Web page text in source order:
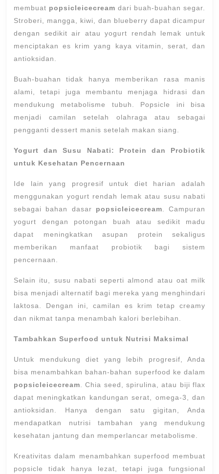
membuat popsicleicecream dari buah-buahan segar.
Stroberi, mangga, kiwi, dan blueberry dapat dicampur
dengan sedikit air atau yogurt rendah lemak untuk
menciptakan es krim yang kaya vitamin, serat, dan
antioksidan.
Buah-buahan tidak hanya memberikan rasa manis
alami, tetapi juga membantu menjaga hidrasi dan
mendukung metabolisme tubuh. Popsicle ini bisa
menjadi camilan setelah olahraga atau sebagai
pengganti dessert manis setelah makan siang.
Yogurt dan Susu Nabati: Protein dan Probiotik
untuk Kesehatan Pencernaan
Ide lain yang progresif untuk diet harian adalah
menggunakan yogurt rendah lemak atau susu nabati
sebagai bahan dasar popsicleicecream. Campuran
yogurt dengan potongan buah atau sedikit madu
dapat meningkatkan asupan protein sekaligus
memberikan manfaat probiotik bagi sistem
pencernaan.
Selain itu, susu nabati seperti almond atau oat milk
bisa menjadi alternatif bagi mereka yang menghindari
laktosa. Dengan ini, camilan es krim tetap creamy
dan nikmat tanpa menambah kalori berlebihan.
Tambahkan Superfood untuk Nutrisi Maksimal
Untuk mendukung diet yang lebih progresif, Anda
bisa menambahkan bahan-bahan superfood ke dalam
popsicleicecream. Chia seed, spirulina, atau biji flax
dapat meningkatkan kandungan serat, omega-3, dan
antioksidan. Hanya dengan satu gigitan, Anda
mendapatkan nutrisi tambahan yang mendukung
kesehatan jantung dan memperlancar metabolisme.
Kreativitas dalam menambahkan superfood membuat
popsicle tidak hanya lezat, tetapi juga fungsional